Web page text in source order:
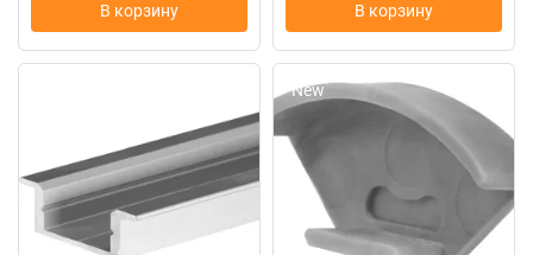
В корзину В корзину
New